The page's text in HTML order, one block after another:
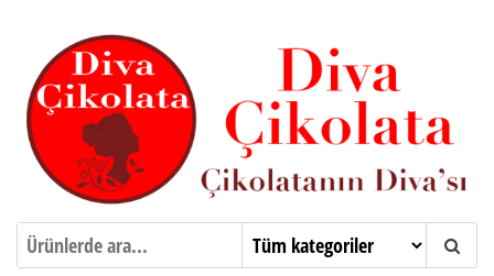
Diva Çikolata Çikolatanın Divası